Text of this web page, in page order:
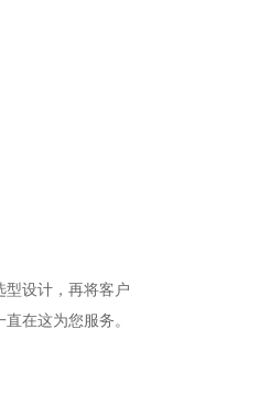
型设计，再将客户
在这为您服务。